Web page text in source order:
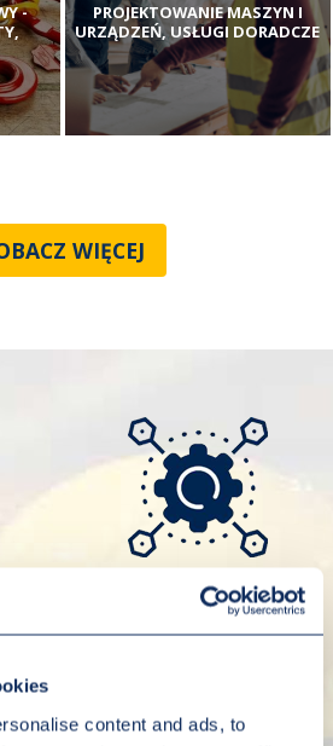
content and ads, to
-
PROJEKTOWANIE MASZYN I
URZĄDZEŃ, USŁUGI DORADCZE
WIĘCEJ
AUTOMATYZACJA